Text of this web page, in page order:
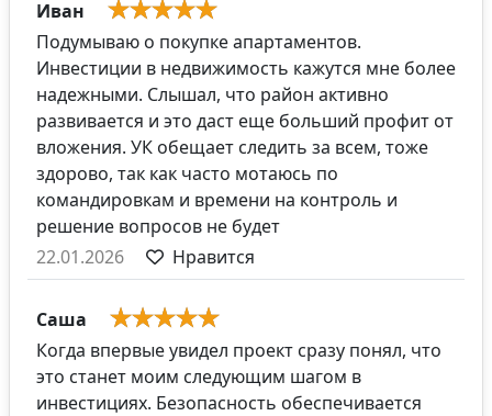
Иван
Подумываю о покупке апартаментов.
Инвестиции в недвижимость кажутся мне более
надежными. Слышал, что район активно
развивается и это даст еще больший профит от
вложения. УК обещает следить за всем, тоже
здорово, так как часто мотаюсь по
командировкам и времени на контроль и
решение вопросов не будет
22.01.2026
Нравится
Саша
Когда впервые увидел проект сразу понял, что
это станет моим следующим шагом в
инвестициях. Безопасность обеспечивается